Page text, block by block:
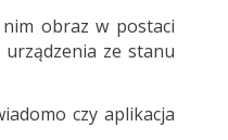
obraz w postaci
ze stanu
czy aplikacja